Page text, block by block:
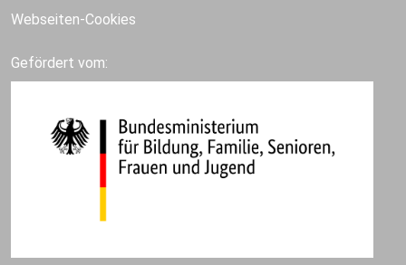
Webseiten-Cookies
Gefördert vom: